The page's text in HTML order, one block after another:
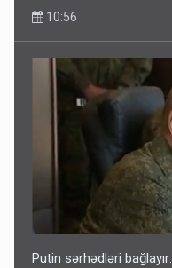
10:56
Putin sərhədləri